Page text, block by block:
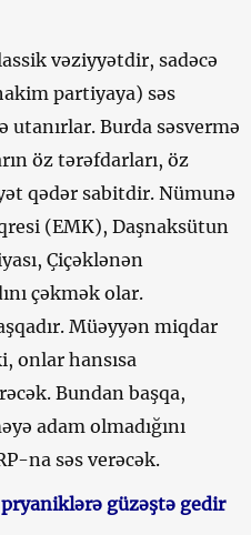
vəziyyətdir, sadəcə
partiyaya) səs
Burda səsvermə
öz tərəfdarları, öz
qədər sabitdir. Nümunə
(EMK), Daşnaksütun
Çiçəklənən
çəkmək olar.
Müəyyən miqdar
onlar hansısa
Bundan başqa,
adam olmadığını
na səs verəcək.
güzəştə gedir